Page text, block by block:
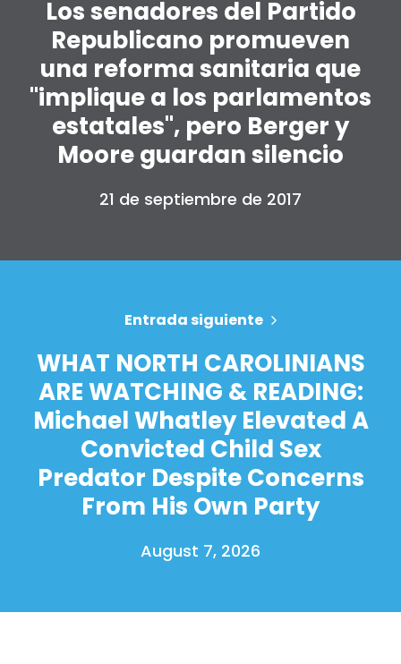
Los senadores del Partido
Republicano promueven
una reforma sanitaria que
"implique a los parlamentos
estatales", pero Berger y
Moore guardan silencio
21 de septiembre de 2017
Entrada siguiente
WHAT NORTH CAROLINIANS
ARE WATCHING & READING:
Michael Whatley Elevated A
Convicted Child Sex
Predator Despite Concerns
From His Own Party
August 7, 2026